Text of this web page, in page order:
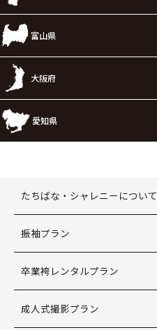
富山県
大阪府
愛知県
たちばな・シャレニーについて
振袖プラン
卒業袴レンタルプラン
成人式撮影プラン